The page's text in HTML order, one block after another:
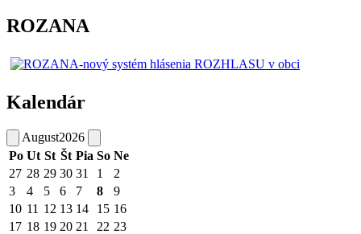
ROZANA
Kalendár
August2026
Po Ut St Št Pia So Ne
27 28 29 30 31 1
2
3
4 5 6 7 8
9
10 11 12 13 14 15 16
17 18 19 20 21 22 23